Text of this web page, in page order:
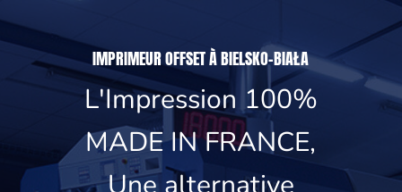
IMPRIMEUR OFFSET À BIELSKO-BIAŁA
L'Impression 100%
MADE IN FRANCE,